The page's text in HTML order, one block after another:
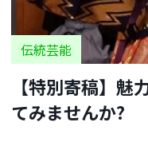
伝統芸能
【特別寄稿】魅
てみませんか?